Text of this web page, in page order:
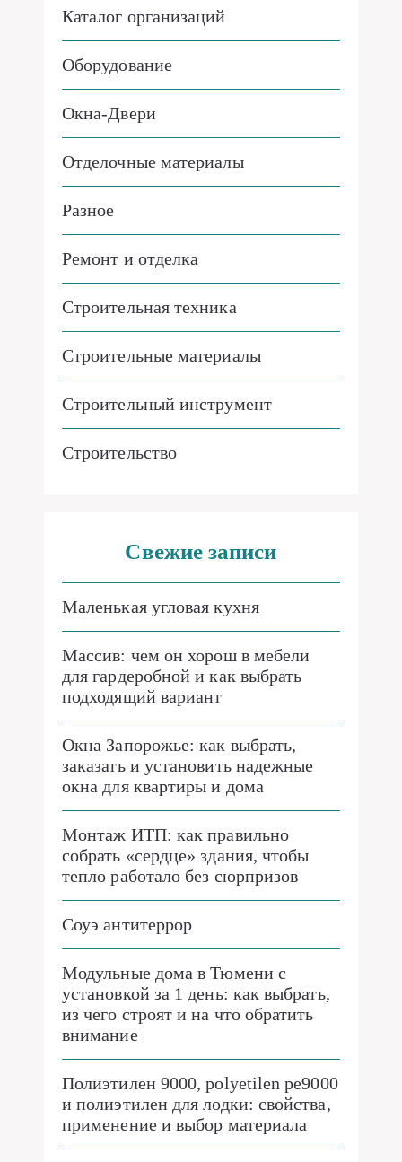
Каталог организаций
Оборудование
Окна-Двери
Отделочные материалы
Разное
Ремонт и отделка
Строительная техника
Строительные материалы
Строительный инструмент
Строительство
Свежие записи
Маленькая угловая кухня
Массив: чем он хорош в мебели
для гардеробной и как выбрать
подходящий вариант
Окна Запорожье: как выбрать,
заказать и установить надежные
окна для квартиры и дома
Монтаж ИТП: как правильно
собрать «сердце» здания, чтобы
тепло работало без сюрпризов
Соуэ антитеррор
Модульные дома в Тюмени с
установкой за 1 день: как выбрать,
из чего строят и на что обратить
внимание
Полиэтилен 9000, polyetilen pe9000
и полиэтилен для лодки: свойства,
применение и выбор материала